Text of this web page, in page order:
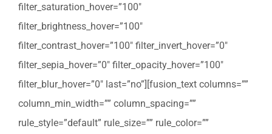
filter_saturation_hover=”100″
filter_brightness_hover=”100″
filter_contrast_hover=”100″ filter_invert_hover=”0″
filter_sepia_hover=”0″ filter_opacity_hover=”100″
filter_blur_hover=”0″ last=”no”][fusion_text columns=””
column_min_width=”” column_spacing=””
rule_style=”default” rule_size=”” rule_color=””